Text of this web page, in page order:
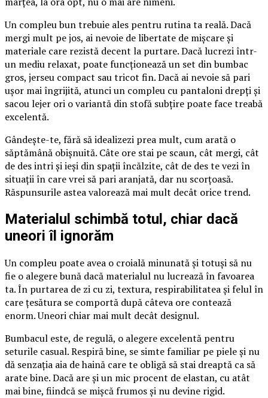
Un compleu bun trebuie ales pentru rutina ta reală. Dacă
mergi mult pe jos, ai nevoie de libertate de mișcare și
materiale care rezistă decent la purtare. Dacă lucrezi într-
un mediu relaxat, poate funcționează un set din bumbac
gros, jerseu compact sau tricot fin. Dacă ai nevoie să pari
ușor mai îngrijită, atunci un compleu cu pantaloni drepți și
sacou lejer ori o variantă din stofă subțire poate face treabă
excelentă.
Gândește-te, fără să idealizezi prea mult, cum arată o
săptămână obișnuită. Câte ore stai pe scaun, cât mergi, cât
de des intri și ieși din spații încălzite, cât de des te vezi în
situații în care vrei să pari aranjată, dar nu scorțoasă.
Răspunsurile astea valorează mai mult decât orice trend.
Materialul schimbă totul, chiar dacă
uneori îl ignorăm
Un compleu poate avea o croială minunată și totuși să nu
fie o alegere bună dacă materialul nu lucrează în favoarea
ta. În purtarea de zi cu zi, textura, respirabilitatea și felul în
care țesătura se comportă după câteva ore contează
enorm. Uneori chiar mai mult decât designul.
Bumbacul este, de regulă, o alegere excelentă pentru
seturile casual. Respiră bine, se simte familiar pe piele și nu
dă senzația aia de haină care te obligă să stai dreaptă ca să
arate bine. Dacă are și un mic procent de elastan, cu atât
mai bine, fiindcă se mișcă frumos și nu devine rigid.